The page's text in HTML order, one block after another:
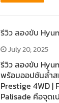
รีวิว ลองขับ
July 20, 2025
รีวิว ลองขับ
พร้อมออปชันล้ำส
Prestige 4WD |
Palisade คือจุด